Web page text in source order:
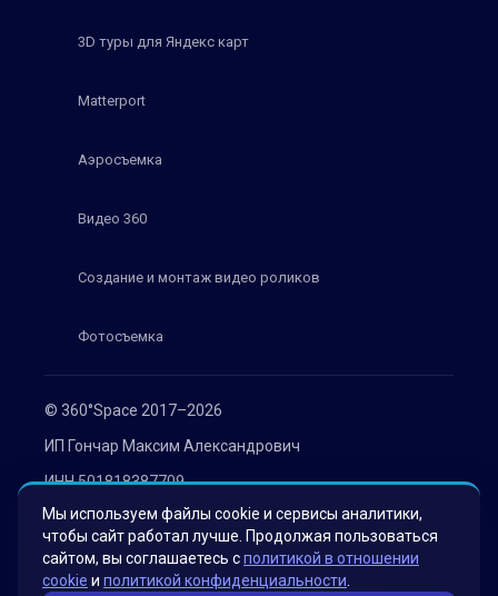
© 360°Space 2017–2026
ИП Гончар Максим Александрович
ИНН 501818387709
ОГРН 319508100030536
Политика конфиденциальности
Согласие на обработку персональных данных
3D туры для Яндекс карт
Matterport
Аэросъемка
Видео 360
Создание и монтаж видео роликов
Фотосъемка
Мы используем файлы cookie и сервисы аналитики,
чтобы сайт работал лучше. Продолжая пользоваться
сайтом, вы соглашаетесь сполитикой в отношении
cookie и политикой конфиденциальности